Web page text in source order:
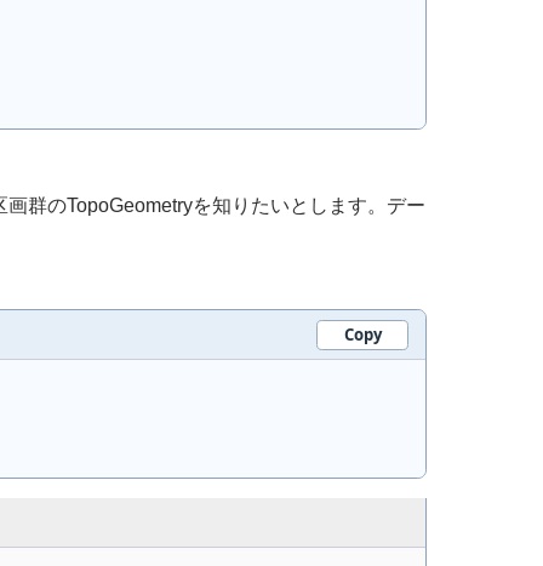
群のTopoGeometryを知りたいとします。デー
Copy